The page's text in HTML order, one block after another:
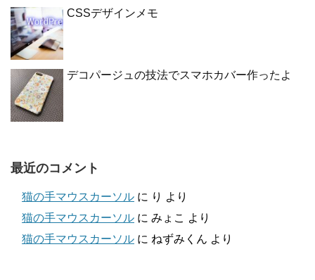
CSSデザインメモ
デコパージュの技法でスマホカバー作ったよ
最近のコメント
猫の手マウスカーソル に り より
猫の手マウスカーソル に みょこ より
猫の手マウスカーソル に ねずみくん より